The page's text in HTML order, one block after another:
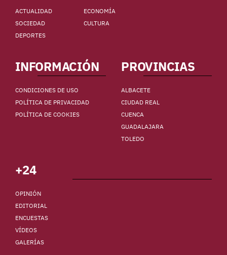
ACTUALIDAD
ECONOMÍA
SOCIEDAD
CULTURA
DEPORTES
INFORMACIÓN
CONDICIONES DE USO
POLÍTICA DE PRIVACIDAD
POLÍTICA DE COOKIES
PROVINCIAS
ALBACETE
CIUDAD REAL
CUENCA
GUADALAJARA
TOLEDO
+24
OPINIÓN
EDITORIAL
ENCUESTAS
VÍDEOS
GALERÍAS